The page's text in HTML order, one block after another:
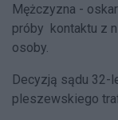
Mężczyzna -
próby kontaktu z
osoby.
Decyzją sądu 32-
pleszewskiego